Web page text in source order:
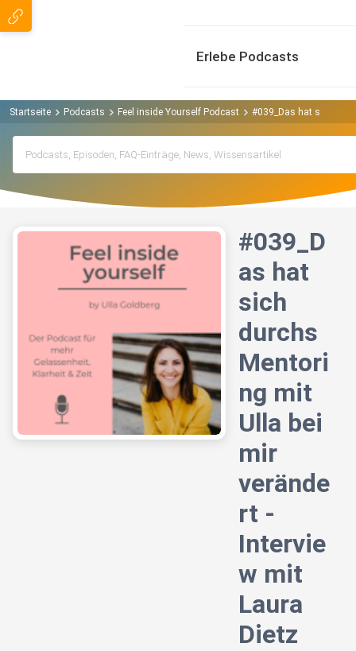
Erlebe Podcasts
Startseite Podcasts Feel inside Yourself Podcast #039_Das hat sich
#039_D
as hat
sich
durchs
Mentori
ng mit
Ulla bei
mir
verände
rt -
Intervie
w mit
Laura
Dietz